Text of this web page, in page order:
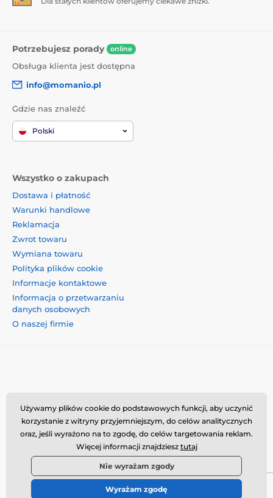
Potrzebujesz porady online
Obsługa klienta jest dostępna
info@momanio.pl
Gdzie nas znaleźć
Polski
Wszystko o zakupach
Dostawa i płatność
Warunki handlowe
Reklamacja
Zwrot towaru
Wymiana towaru
Polityka plików cookie
Informacje kontaktowe
Informacja o przetwarzaniu
danych osobowych
O naszej firmie
Momanio s.r.o., Okružní 361/14, 74718, Píšť, Czechy,
VAT: CZ09604707, info@momanio.pl
© 2026 www.momanio.pl ⦁ Utworzono e-sklep
Używamy plików cookie do podstawowych funkcji, aby uczynić
korzystanie z witryny przyjemniejszym, do celów analitycznych
oraz, jeśli wyrażono na to zgodę, do celów targetowania reklam.
Więcej informacji znajdziesz tutaj
Nie wyrażam zgody
Wyrażam zgodę